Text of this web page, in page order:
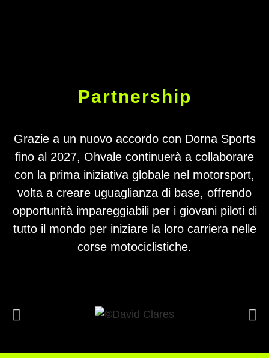
Partnership
Grazie a un nuovo accordo con Dorna Sports
fino al 2027, Ohvale continuerà a collaborare
con la prima iniziativa globale nel motorsport,
volta a creare uguaglianza di base, offrendo
opportunità impareggiabili per i giovani piloti di
tutto il mondo per iniziare la loro carriera nelle
corse motociclistiche.